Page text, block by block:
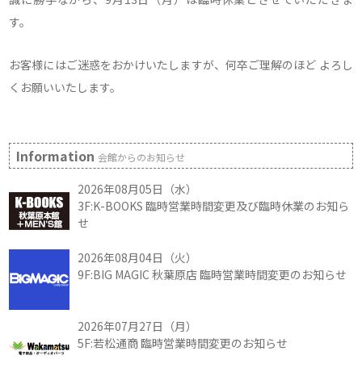
す。
お客様にはご迷惑をおかけいたしますが、何卒ご理解のほど よろし
くお願いいたします。
Information会館からのお知らせ
2026年08月05日（水）
3F:K-BOOKS 臨時営業時間変更及び臨時休業のお知ら
せ
2026年08月04日（火）
9F:BIG MAGIC 秋葉原店 臨時営業時間変更のお知らせ
2026年07月27日（月）
5F:若松通商 臨時営業時間変更のお知らせ